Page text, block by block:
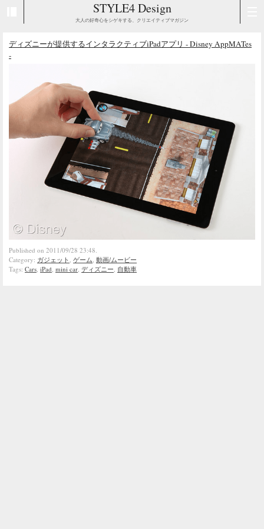
STYLE4 Design
大人の好奇心をシゲキする、クリエイティブマガジン
ディズニーが提供するインタラクティブiPadアプリ - Disney AppMATes
-
Published on 2011/09/28 23:48.
Category: ガジェット ゲーム 動画/ムービー
Tags: Cars iPad mini car ディズニー 自動車